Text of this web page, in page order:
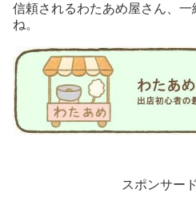
信頼されるわたあめ屋さん、一
ね。
スポンサー